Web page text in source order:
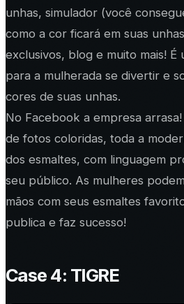
unhas, simulador (você
como a cor ficará em suas
exclusivos, blog e muito mais!
para a mulherada se divertir e
cores de suas unhas.
No Facebook a empresa
de fotos coloridas, toda a
dos esmaltes, com linguagem
seu público. As mulheres
mãos com seus esmaltes
publica e faz sucesso!
Case 4: TIGRE